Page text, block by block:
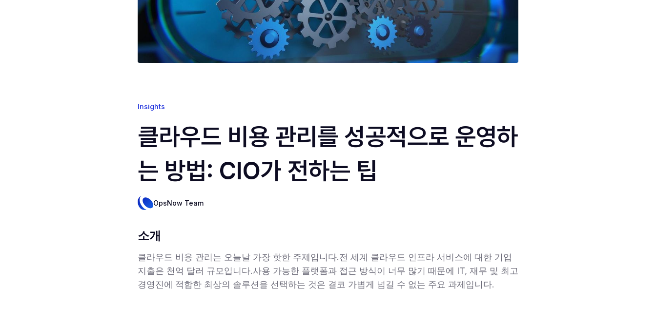
Insights
클라우드 비용 관리를 성공적으로 운영하
는 방법: CIO가 전하는 팁
OpsNow Team
소개
클라우드 비용 관리는 오늘날 가장 핫한 주제입니다.전 세계 클라우드 인프라 서비스에 대한 기업
지출은 천억 달러 규모입니다.사용 가능한 플랫폼과 접근 방식이 너무 많기 때문에 IT, 재무 및 최고
경영진에 적합한 최상의 솔루션을 선택하는 것은 결코 가볍게 넘길 수 없는 주요 과제입니다.